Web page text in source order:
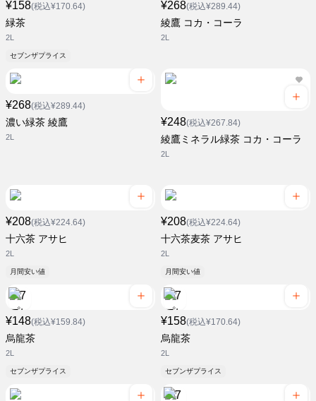
¥158(税込¥170.64)
緑茶
2L
セブンザプライス
¥268(税込¥289.44)
綾鷹 コカ・コーラ
2L
¥268(税込¥289.44)
濃い緑茶 綾鷹
2L
¥248(税込¥267.84)
綾鷹ミネラル緑茶 コカ・コーラ
2L
¥208(税込¥224.64)
十六茶 アサヒ
2L
月間安い値
¥208(税込¥224.64)
十六茶麦茶 アサヒ
2L
月間安い値
¥148(税込¥159.84)
烏龍茶
2L
セブンザプライス
¥158(税込¥170.64)
烏龍茶
2L
セブンザプライス